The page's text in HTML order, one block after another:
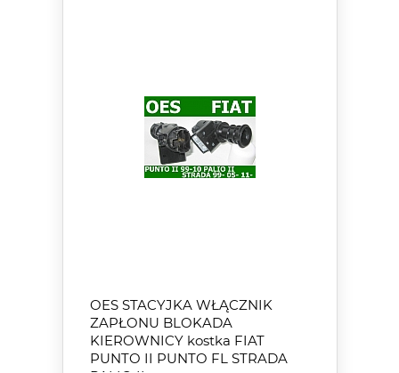
OES STACYJKA WŁĄCZNIK
ZAPŁONU BLOKADA
KIEROWNICY kostka FIAT
PUNTO II PUNTO FL STRADA